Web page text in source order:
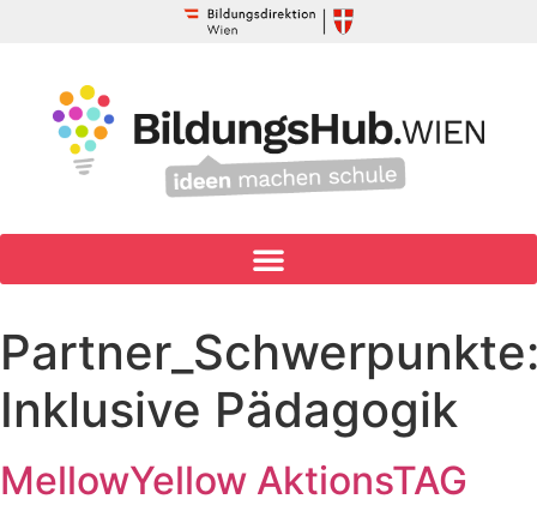
Inklusive Pädagogik
MellowYellow AktionsTAG